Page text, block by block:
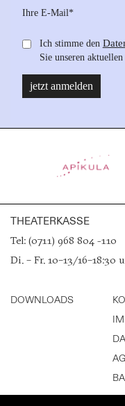
THEATERKASSE
Tel: (0711) 968 804 -110
Di. – Fr. 10–13/16–18:30
DOWNLOADS